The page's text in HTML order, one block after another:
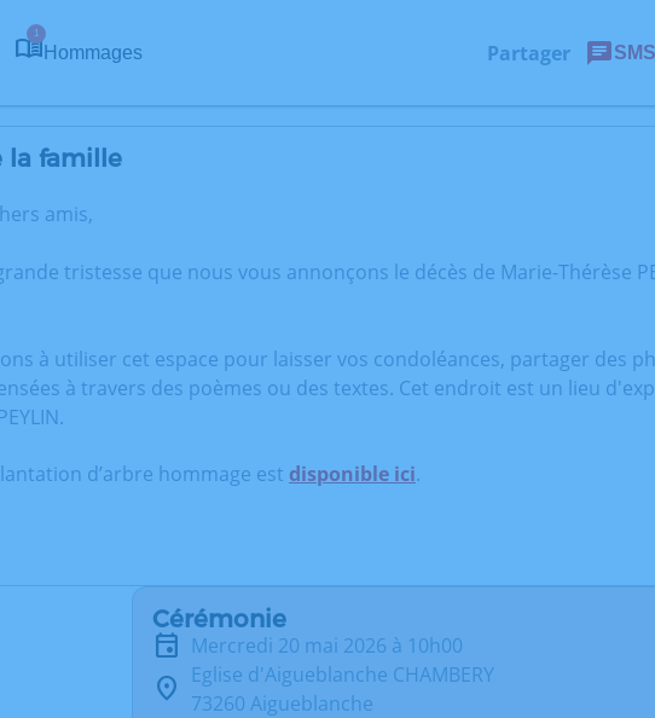
1
Hommages Partager SMS
la famille
amis,
tristesse que nous vous annonçons le décès de Marie-Thérèse
à utiliser cet espace pour laisser vos condoléances, partager des
à travers des poèmes ou des textes. Cet endroit est un lieu
d’arbre hommage est disponible ici.
Cérémonie
mercredi 20 mai 2026 à 10h00
Eglise d'Aigueblanche CHAMBERY
73260 Aigueblanche